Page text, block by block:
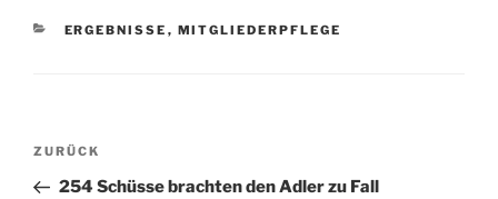
KATEGORIEN
ERGEBNISSE , MITGLIEDERPFLEGE
Beitragsnavigation
Vorheriger
Beitrag
ZURÜCK
254 Schüsse brachten den Adler zu Fall